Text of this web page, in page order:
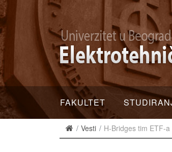
FAKULTET
Vesti H-Bridges tim ETF-